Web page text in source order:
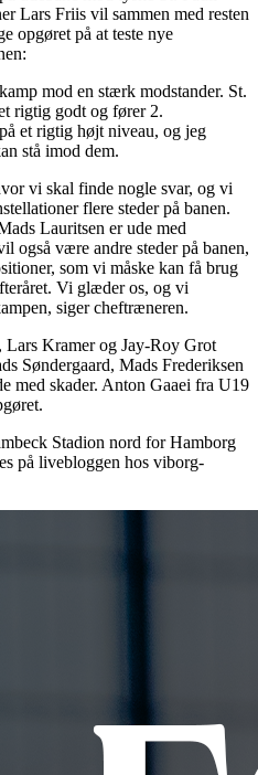
Lars Friis vil sammen med resten
opgøret på at teste nye
mod en stærk modstander. St.
rigtig godt og fører 2.
et rigtig højt niveau, og jeg
stå imod dem.
vi skal finde nogle svar, og vi
flere steder på banen.
Lauritsen er ude med
også være andre steder på banen,
som vi måske kan få brug
Vi glæder os, og vi
siger cheftræneren.
Lars Kramer og Jay-Roy Grot
Søndergaard, Mads Frederiksen
med skader. Anton Gaaei fra U19
Stadion nord for Hamborg
på livebloggen hos viborg-